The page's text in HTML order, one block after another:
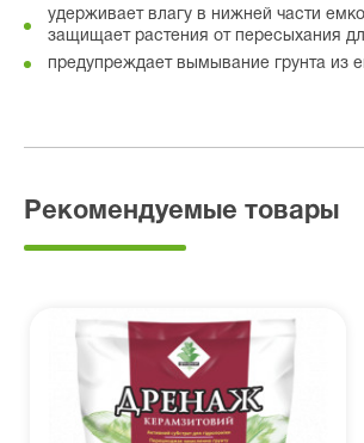
удерживает влагу в нижней части
защищает растения от пересыхания
предупреждает вымывание грунта из
Рекомендуемые товары